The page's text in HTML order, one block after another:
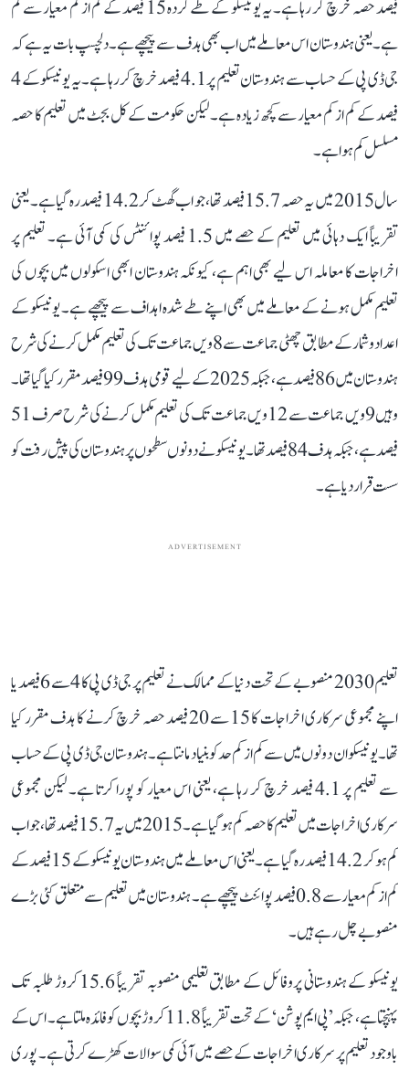
فیصد حصہ خرچ کر رہا ہے۔ یہ یونیسکو کے طے کردہ 15 فیصد کے کم از کم معیار سے کم
ہے۔ یعنی ہندوستان اس معاملے میں اب بھی ہدف سے پیچھے ہے۔ دلچسپ بات یہ ہے کہ
جی ڈی پی کے حساب سے ہندوستان تعلیم پر 4.1 فیصد خرچ کر رہا ہے۔ یہ یونیسکو کے 4
فیصد کے کم از کم معیار سے کچھ زیادہ ہے۔ لیکن حکومت کے کل بجٹ میں تعلیم کا حصہ
مسلسل کم ہوا ہے۔
سال 2015 میں یہ حصہ 15.7 فیصد تھا، جو اب گھٹ کر 14.2 فیصد رہ گیا ہے۔ یعنی
تقریباً ایک دہائی میں تعلیم کے حصے میں 1.5 فیصد پوائنٹس کی کمی آئی ہے۔ تعلیم پر
اخراجات کا معاملہ اس لیے بھی اہم ہے، کیونکہ ہندوستان ابھی اسکولوں میں بچوں کی
تعلیم مکمل ہونے کے معاملے میں بھی اپنے طے شدہ اہداف سے پیچھے ہے۔ یونیسکو کے
اعداد و شمار کے مطابق چھٹی جماعت سے 8ویں جماعت تک کی تعلیم مکمل کرنے کی شرح
ہندوستان میں 86 فیصد ہے، جبکہ 2025 کے لیے قومی ہدف 99 فیصد مقرر کیا گیا تھا۔
وہیں 9ویں جماعت سے 12ویں جماعت تک کی تعلیم مکمل کرنے کی شرح صرف 51
فیصد ہے، جبکہ ہدف 84 فیصد تھا۔ یونیسکو نے دونوں سطحوں پر ہندوستان کی پیش رفت کو
سست قرار دیا ہے۔
ADVERTISEMENT
تعلیم 2030 منصوبے کے تحت دنیا کے ممالک نے تعلیم پر جی ڈی پی کا 4 سے 6 فیصد یا
اپنے مجموعی سرکاری اخراجات کا 15 سے 20 فیصد حصہ خرچ کرنے کا ہدف مقرر کیا
تھا۔ یونیسکو ان دونوں میں سے کم از کم حد کو بنیاد مانتا ہے۔ ہندوستان جی ڈی پی کے حساب
سے تعلیم پر 4.1 فیصد خرچ کر رہا ہے، یعنی اس معیار کو پورا کرتا ہے۔ لیکن مجموعی
سرکاری اخراجات میں تعلیم کا حصہ کم ہو گیا ہے۔ 2015 میں یہ 15.7 فیصد تھا، جو اب
کم ہو کر 14.2 فیصد رہ گیا ہے۔ یعنی اس معاملے میں ہندوستان یونیسکو کے 15 فیصد کے
کم از کم معیار سے 0.8 فیصد پوائنٹ پیچھے ہے۔ ہندوستان میں تعلیم سے متعلق کئی بڑے
منصوبے چل رہے ہیں۔
یونیسکو کے ہندوستانی پروفائل کے مطابق تعلیمی منصوبہ تقریباً 15.6 کروڑ طلبہ تک
پہنچتا ہے، جبکہ ’پی ایم پوشن‘ کے تحت تقریباً 11.8 کروڑ بچوں کو فائدہ ملتا ہے۔ اس کے
باوجود تعلیم پر سرکاری اخراجات کے حصے میں آئی کمی سوالات کھڑے کرتی ہے۔ پوری